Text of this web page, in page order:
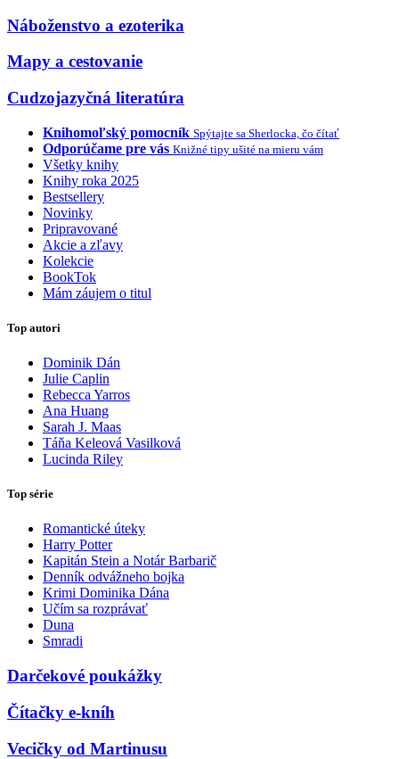
Náboženstvo a ezoterika
Mapy a cestovanie
Cudzojazyčná literatúra
Knihomoľský pomocník Spýtajte sa Sherlocka, čo čítať
Odporúčame pre vás Knižné tipy ušité na mieru vám
Všetky knihy
Knihy roka 2025
Bestsellery
Novinky
Pripravované
Akcie a zľavy
Kolekcie
BookTok
Mám záujem o titul
Top autori
Dominik Dán
Julie Caplin
Rebecca Yarros
Ana Huang
Sarah J. Maas
Táňa Keleová Vasilková
Lucinda Riley
Top série
Romantické úteky
Harry Potter
Kapitán Stein a Notár Barbarič
Denník odvážneho bojka
Krimi Dominika Dána
Učím sa rozprávať
Duna
Smradi
Darčekové poukážky
Čítačky e-kníh
Vecičky od Martinusu